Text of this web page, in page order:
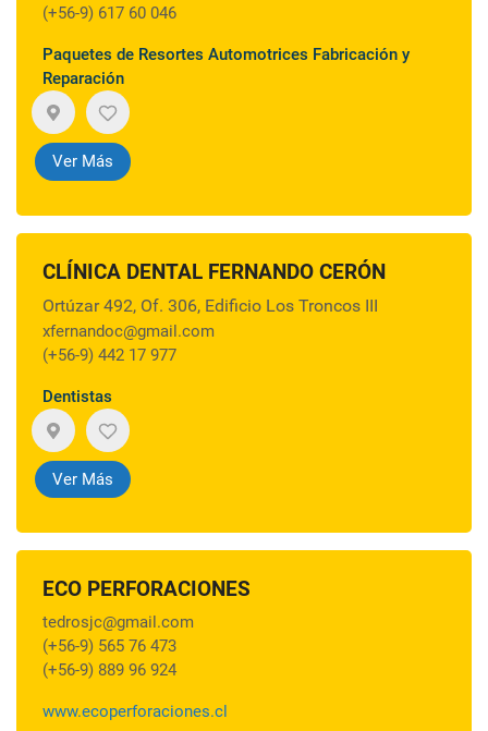
(+56-9) 617 60 046
Paquetes de Resortes Automotrices Fabricación y
Reparación
Ver Más
CLÍNICA DENTAL FERNANDO CERÓN
Ortúzar 492, Of. 306, Edificio Los Troncos III
xfernandoc@gmail.com
(+56-9) 442 17 977
Dentistas
Ver Más
ECO PERFORACIONES
tedrosjc@gmail.com
(+56-9) 565 76 473
(+56-9) 889 96 924
www.ecoperforaciones.cl